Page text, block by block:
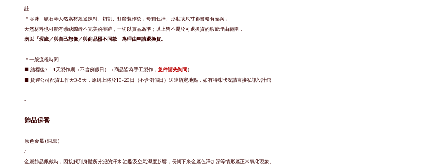
註
＊珍珠、礦石等天然素材經過揀料、切割、打磨製作後，每顆色澤、形狀或尺寸都會略有差異，
天然材料也可能有礦缺隙縫不完美的痕跡， 一切以實品為準； 以上皆不屬於可退換貨的瑕疵理由範圍，
勿以「瑕疵／與自己想像／與商品照不同款」為理由申請退換貨。
＊一般流程時間
■ 結標後7-14天製作期（不含例假日）（商品皆為手工製作， 急件請先詢問）
■ 貨運公司配貨工作天3-5天，原則上將於10-20日（不含例假日）送達指定地點，如有特殊狀況請直接私訊設計館
-
飾品保養
原色金屬 (銅.銀)
/
金屬飾品佩戴時，因接觸到身體所分泌的汗水.油脂及空氣濕度影響，長期下來金屬色澤加深等情形屬正常氧化現象。